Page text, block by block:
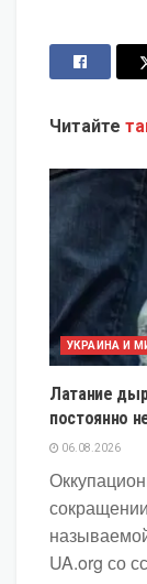
Читайте
УКРАИНА И
Латание
постоянно
06.08.2026
UA.org со